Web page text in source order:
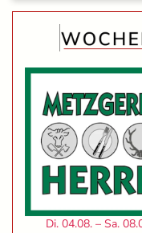
Di. 04.08. – Sa.